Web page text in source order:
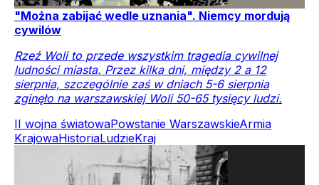
"Można zabijać wedle uznania". Niemcy mordują
cywilów
Rzeź Woli to przede wszystkim tragedia cywilnej
ludności miasta. Przez kilka dni, między 2 a 12
sierpnia, szczególnie zaś w dniach 5-6 sierpnia
zginęło na warszawskiej Woli 50-65 tysięcy ludzi.
II wojna światowaPowstanie WarszawskieArmia
KrajowaHistoriaLudzieKraj